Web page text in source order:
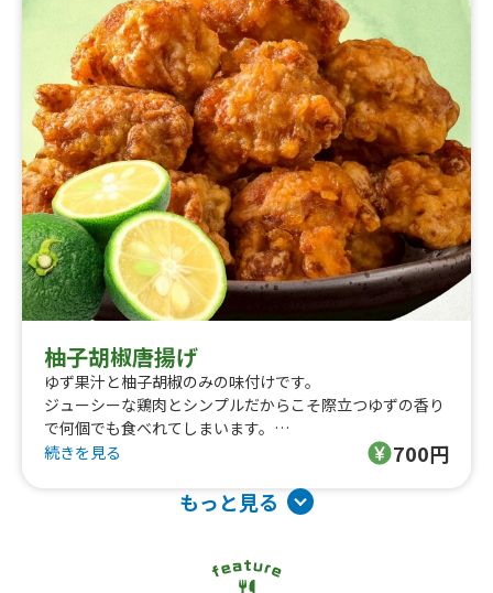
柚子胡椒唐揚げ
ゆず果汁と柚子胡椒のみの味付けです。
ジューシーな鶏肉とシンプルだからこそ際立つゆずの香り
で何個でも食べれてしまいます。
リピーター続出の逸品です。
続きを見る
700円
もっと見る